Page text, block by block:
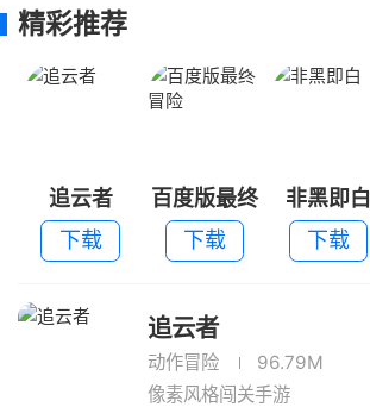
精彩推荐
追云者
下载
百度版最终
冒险
下载
非黑即白
下载
追云者
动作冒险
96.79M
像素风格闯关手游